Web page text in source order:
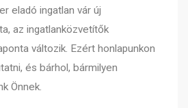
eladó ingatlan vár új
az ingatlanközvetítők
változik. Ezért honlapunkon
és bárhol, bármilyen
Önnek.